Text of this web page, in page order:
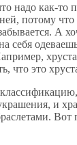
надо как-то
потому что
А
себя
что это
и
Вот